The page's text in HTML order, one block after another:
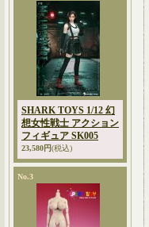
SHARK TOYS 1/12 幻
想女性戦士 アクション
フィギュア SK005
23,580円(税込)
No.3